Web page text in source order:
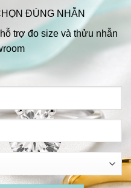
ĐÚNG NHẪN
trợ đo size và thửu nhẫn